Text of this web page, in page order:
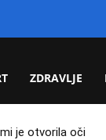
ZDRAVLJE
je otvorila oči